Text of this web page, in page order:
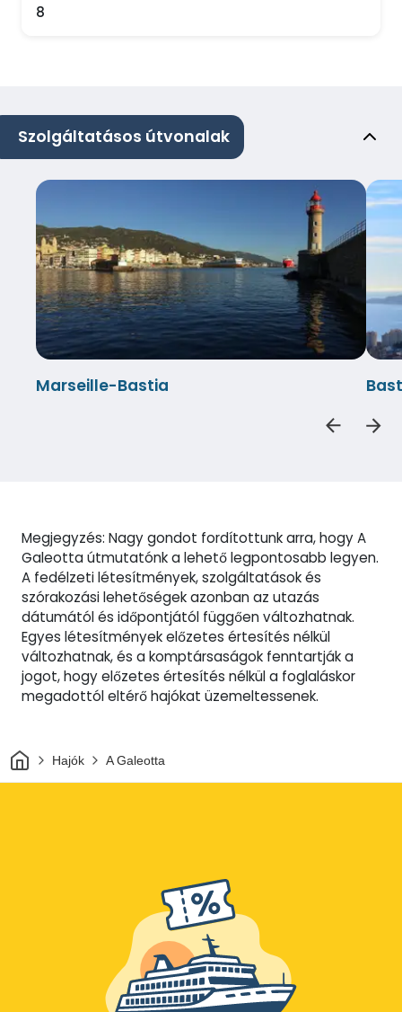
8
Szolgáltatásos útvonalak
Marseille-Bastia
Megjegyzés: Nagy gondot fordítottunk arra, hogy A
Galeotta útmutatónk a lehető legpontosabb legyen.
A fedélzeti létesítmények, szolgáltatások és
szórakozási lehetőségek azonban az utazás
dátumától és időpontjától függően változhatnak.
Egyes létesítmények előzetes értesítés nélkül
változhatnak, és a komptársaságok fenntartják a
jogot, hogy előzetes értesítés nélkül a foglaláskor
megadottól eltérő hajókat üzemeltessenek.
OtthonHajók A Galeotta